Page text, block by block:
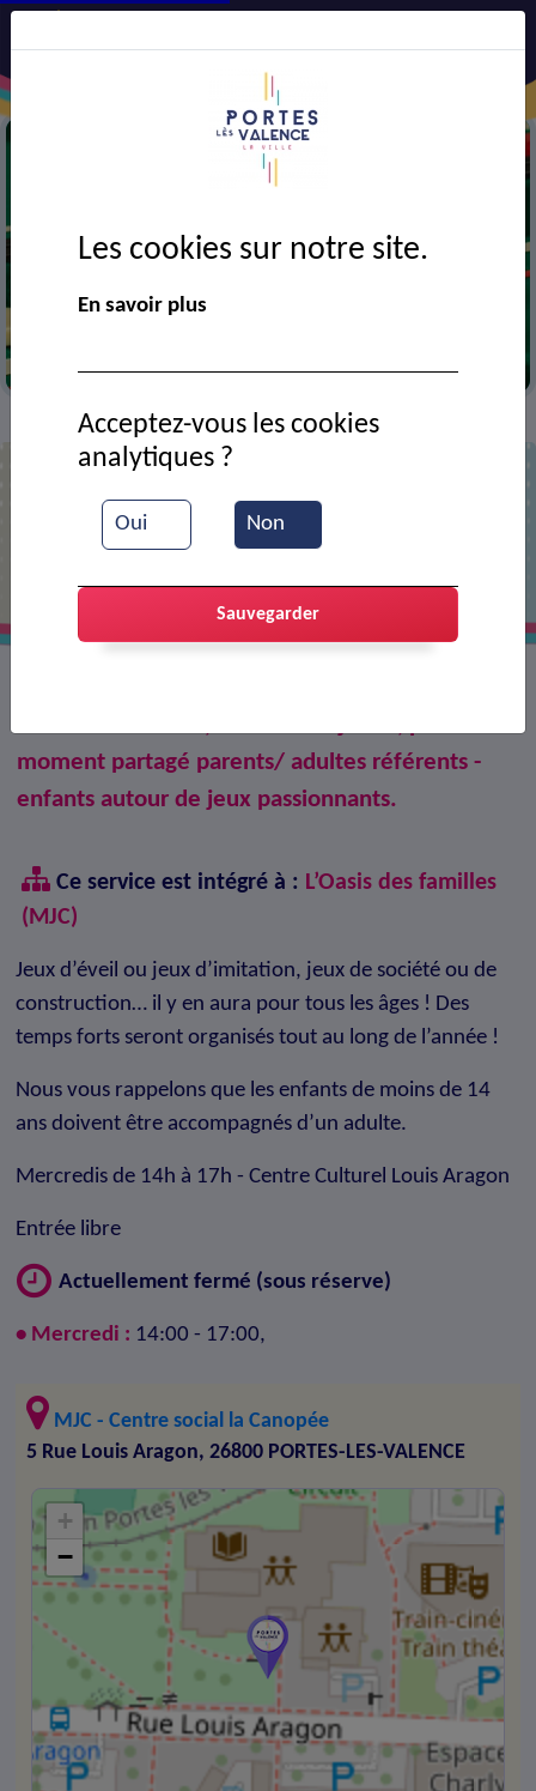
> CADRE DE VIE > Associations >Ludojeux
Ludojeux
moment partagé parents/ adultes référents -
enfants autour de jeux passionnants.
Ce service est intégré à : L’Oasis des familles
(MJC)
Jeux d’éveil ou jeux d’imitation, jeux de société ou de
construction… il y en aura pour tous les âges ! Des
temps forts seront organisés tout au long de l’année !
Nous vous rappelons que les enfants de moins de 14
ans doivent être accompagnés d’un adulte.
Mercredis de 14h à 17h - Centre Culturel Louis Aragon
Entrée libre
Actuellement fermé (sous réserve)
• Mercredi : 14:00 - 17:00,
MJC - Centre social la Canopée
5 Rue Louis Aragon, 26800 PORTES-LES-VALENCE
+
−
Les cookies sur notre site.
En savoir plus
Oui Non
Acceptez-vous les cookies
analytiques ?
Sauvegarder